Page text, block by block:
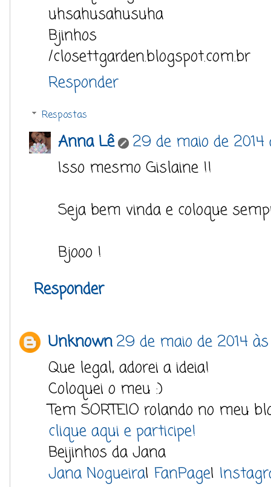
uhsahusahusuha
Bjinhos
/closettgarden.blogspot.com.br
Responder
Respostas
Anna Lê
29 de maio de 2014
Isso mesmo Gislaine !!
Seja bem vinda e coloque
Bjooo !
Responder
Unknown29 de maio de 2014
Que legal, adorei a ideia!
Coloquei o meu :)
Tem SORTEIO rolando no meu
clique aqui e participe!
Beijinhos da Jana
Jana Nogueira| FanPage|